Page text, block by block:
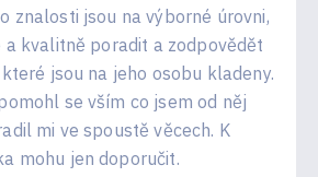
znalosti jsou na výborné úrovni,
a kvalitně poradit a zodpovědět
jsou na jeho osobu kladeny.
se vším co jsem od něj
mi ve spoustě věcech. K
mohu jen doporučit.